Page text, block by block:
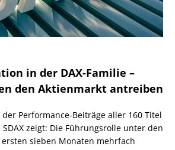
in der DAX-Familie –
den Aktienmarkt antreiben
Performance-Beiträge aller 160 Titel
SDAX zeigt: Die Führungsrolle unter den
sieben Monaten mehrfach